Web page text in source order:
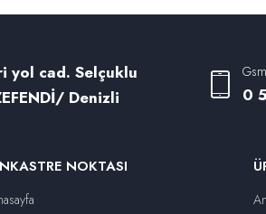
yol cad. Selçuklu
Denizli
0
NOKTASI